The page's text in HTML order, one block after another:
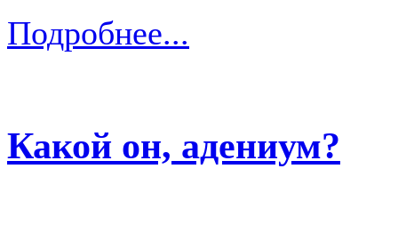
Подробнее...
Какой он, адениум?